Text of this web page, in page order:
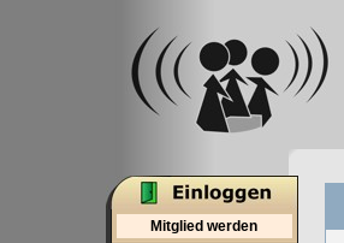
Mitglied werden